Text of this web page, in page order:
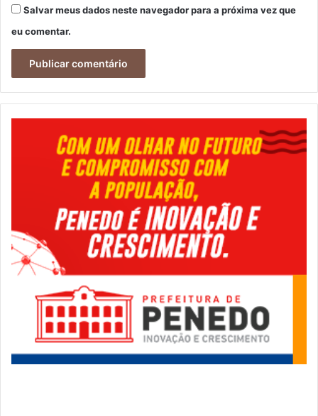
Salvar meus dados neste navegador para a próxima vez que
eu comentar.